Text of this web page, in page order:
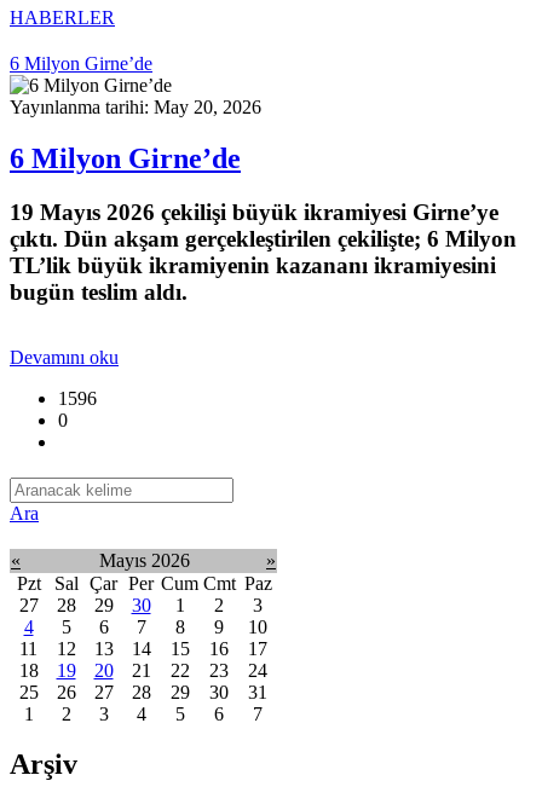
HABERLER
6 Milyon Girne’de
Yayınlanma tarihi: May 20, 2026
6 Milyon Girne’de
19 Mayıs 2026 çekilişi büyük ikramiyesi Girne’ye
çıktı. Dün akşam gerçekleştirilen çekilişte; 6 Milyon
TL’lik büyük ikramiyenin kazananı ikramiyesini
bugün teslim aldı.
Devamını oku
1596
0
Ara
« Mayıs 2026
»
Pzt
Sal Çar Per Cum Cmt Paz
27
28 29 30 1 2
3
4
5 6 7 8 9
10
11
12 13 14 15 16
17
18
19 20 21 22 23
24
25
26 27 28 29 30
31
1
2 3 4 5 6 7
Arşiv